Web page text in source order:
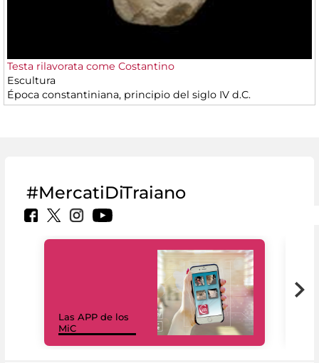
Testa rilavorata come Costantino
Escultura
Época constantiniana, principio del siglo IV d.C.
#MercatiDiTraiano
Las APP de los
MiC